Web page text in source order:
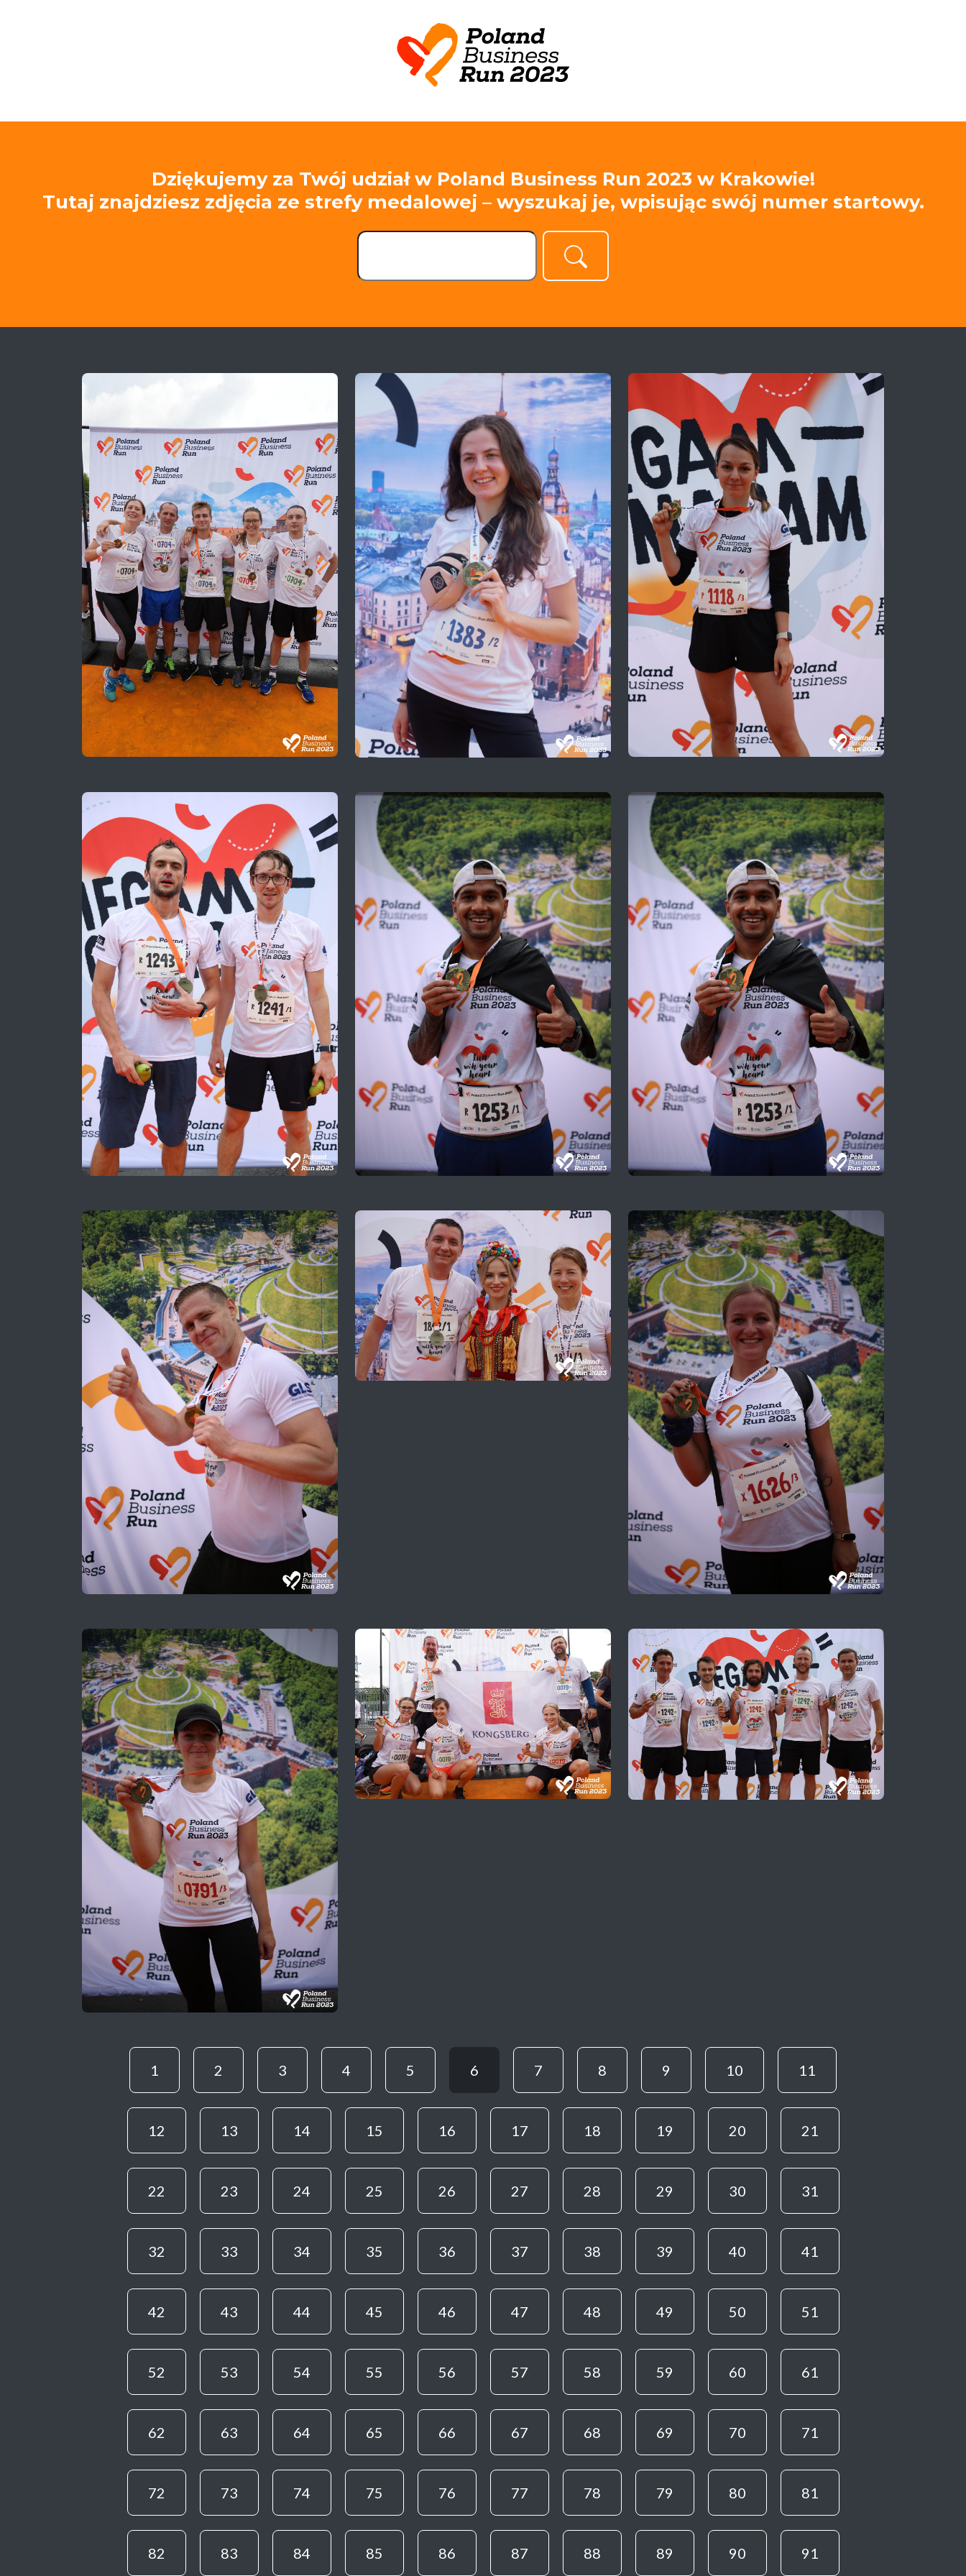
Dziękujemy za Twój udział w Poland Business Run 2023 w Krakowie!
Tutaj znajdziesz zdjęcia ze strefy medalowej – wyszukaj je, wpisując swój numer startowy.
1 2 3 4 5 6 7 8 9 10 11
12 13 14 15 16 17 18 19 20 21
22 23 24 25 26 27 28 29 30 31
32 33 34 35 36 37 38 39 40 41
42 43 44 45 46 47 48 49 50 51
52 53 54 55 56 57 58 59 60 61
62 63 64 65 66 67 68 69 70 71
72 73 74 75 76 77 78 79 80 81
82 83 84 85 86 87 88 89 90 91